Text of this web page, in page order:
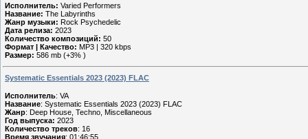
Исполнитель: Varied Performers
Название: The Labyrinths
Жанр музыки: Rock Psychedelic
Дата релиза: 2023
Количество композиций: 50
Формат | Качество: MP3 | 320 kbps
Размер: 586 mb (+3% )
Systematic Essentials 2023 (2023) FLAC
Исполнитель: VA
Название: Systematic Essentials 2023 (2023) FLAC
Жанр: Deep House, Techno, Miscellaneous
Год выпуска: 2023
Количество треков: 16
Время звучания: 01:46:55